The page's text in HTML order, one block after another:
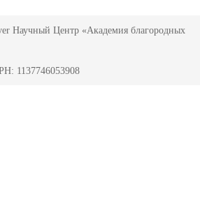
Научный Центр «Академия благородных
1137746053908